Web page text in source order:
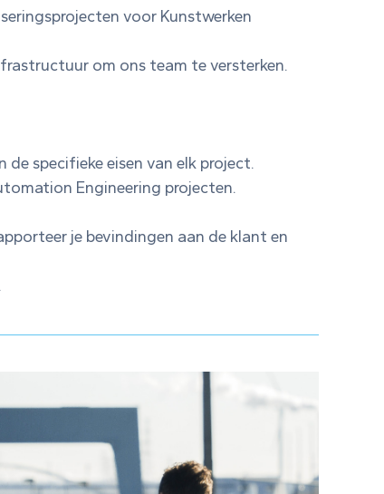
voor Kunstwerken
om ons team te versterken.
specifieke eisen van elk project.
Engineering projecten.
je bevindingen aan de klant en